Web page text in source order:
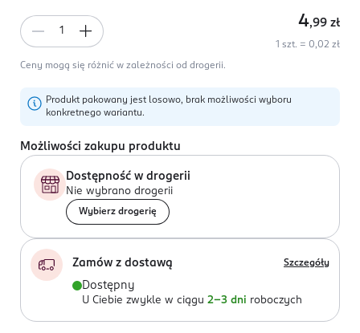
4,99 zł
1 szt. = 0,02 zł
Ceny mogą się różnić w zależności od drogerii.
Produkt pakowany jest losowo, brak możliwości wyboru
konkretnego wariantu.
Możliwości zakupu produktu
Dostępność w drogerii
Nie wybrano drogerii
Wybierz drogerię
Zamów z dostawą Szczegóły
Dostępny
U Ciebie zwykle w ciągu 2-3 dni roboczych